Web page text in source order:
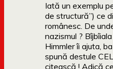
Iată un exemplu
de structură”) ce
românesc. De
nazismul ?
Himmler îi ajuta,
spună destule
citească ! Adică